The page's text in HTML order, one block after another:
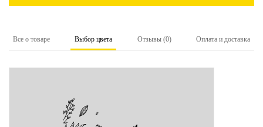
Все о товаре Выбор цвета Отзывы (0) Оплата и доставка